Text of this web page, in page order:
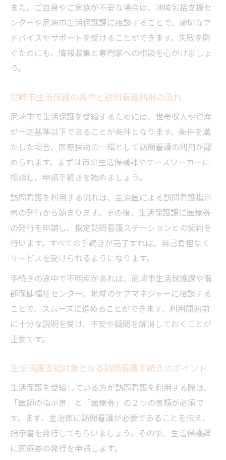
生活保護医療券と訪問看護契約のポイント
指定医療機関選定で失敗しない方法
訪問看護開始までの必要書類とポイント
指定医療機関で受ける訪問看護の安心ポイ
ント
訪問看護利用時の生活保護支給条件を解説
ケースワーカーと連携した訪問看護活用法
医療券利用の訪問看護サービス選び方
生活保護制度での訪問看護利用の注意事項
また、ご自身やご家族が不安な場合は、地域包括支援セ
ンターや尼崎市生活保護課に相談することで、適切なア
ドバイスやサポートを受けることができます。失敗を防
ぐためにも、情報収集と専門家への相談を心がけましょ
う。
尼崎市生活保護の条件と訪問看護利用の流れ
尼崎市で生活保護を受給するためには、世帯収入や資産
が一定基準以下であることが条件となります。条件を満
たした場合、医療扶助の一環として訪問看護の利用が認
められます。まずは市の生活保護課やケースワーカーに
相談し、申請手続きを始めましょう。
訪問看護を利用する流れは、主治医による訪問看護指示
書の発行から始まります。その後、生活保護課に医療券
の発行を申請し、指定訪問看護ステーションとの契約を
行います。すべての手続きが完了すれば、自己負担なく
サービスを受けられるようになります。
手続きの途中で不明点があれば、尼崎市生活保護課や南
部保健福祉センター、地域のケアマネジャーに相談する
ことで、スムーズに進めることができます。利用開始前
に十分な説明を受け、不安や疑問を解消しておくことが
重要です。
生活保護支給対象となる訪問看護手続きのポイント
生活保護を受給している方が訪問看護を利用する際は、
「医師の指示書」と「医療券」の２つの書類が必須で
す。まず、主治医に訪問看護が必要であることを伝え、
指示書を発行してもらいましょう。その後、生活保護課
に医療券の発行を申請します。